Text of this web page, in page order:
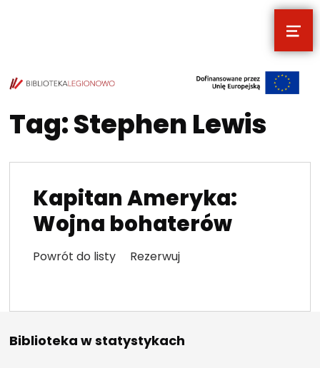
POCZYTALNIA – NOWE MIEJSCE NA
TWOJE NOWE MIEJSCE NA TWOJE KULTURALNE EKSPLORACJE
Tag:Stephen Lewis
Kapitan Ameryka:
Wojna bohaterów
Powrót do listy Rezerwuj
Biblioteka w statystykach